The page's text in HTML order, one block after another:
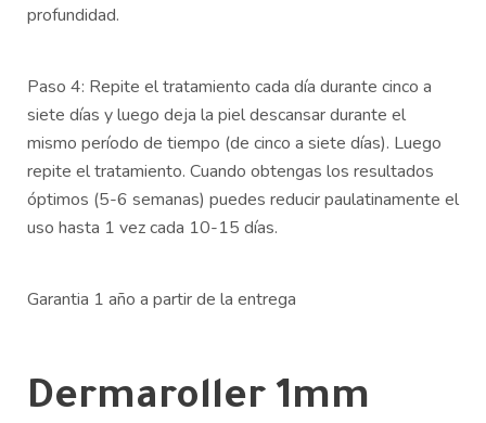
profundidad.
Paso 4: Repite el tratamiento cada día durante cinco a
siete días y luego deja la piel descansar durante el
mismo período de tiempo (de cinco a siete días). Luego
repite el tratamiento. Cuando obtengas los resultados
óptimos (5-6 semanas) puedes reducir paulatinamente el
uso hasta 1 vez cada 10-15 días.
Garantia 1 año a partir de la entrega
Dermaroller 1mm